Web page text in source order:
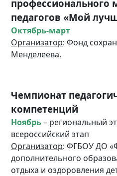
профессионального
педагогов «Мой
Октябрь-март
Организатор: Фонд
Менделеева.
Чемпионат
компетенций
Ноябрь– региональный
всероссийский этап
Организатор: ФГБОУ ДО
дополнительного
отдыха и оздоровления